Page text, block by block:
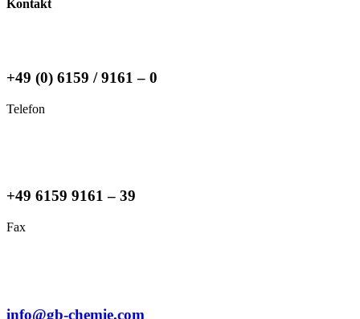
Kontakt
+49 (0) 6159 / 9161 – 0
Telefon
+49 6159 9161 – 39
Fax
info@gb-chemie.com